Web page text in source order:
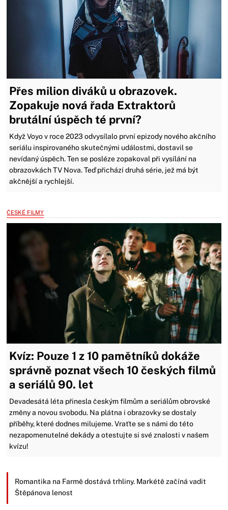
Přes milion diváků u obrazovek.
Zopakuje nová řada Extraktorů
brutální úspěch té první?
Když Voyo v roce 2023 odvysílalo první epizody nového akčního
seriálu inspirovaného skutečnými událostmi, dostavil se
nevídaný úspěch. Ten se posléze zopakoval při vysílání na
obrazovkách TV Nova. Teď přichází druhá série, jež má být
akčnější a rychlejší.
ČESKÉ FILMY
Kvíz: Pouze 1 z 10 pamětníků dokáže
správně poznat všech 10 českých filmů
a seriálů 90. let
Devadesátá léta přinesla českým filmům a seriálům obrovské
změny a novou svobodu. Na plátna i obrazovky se dostaly
příběhy, které dodnes milujeme. Vraťte se s námi do této
nezapomenutelné dekády a otestujte si své znalosti v našem
kvízu!
Romantika na Farmě dostává trhliny. Markétě začíná vadit
Štěpánova lenost